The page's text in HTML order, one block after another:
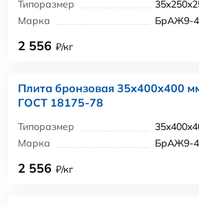
Типоразмер
Марка
БрАЖ9-4
2 556 ₽/кг
Плита бронзовая 35x400x400
ГОСТ 18175-78
Типоразмер
Марка
БрАЖ9-4
2 556 ₽/кг